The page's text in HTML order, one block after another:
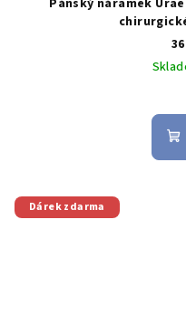
Pánský náramek
Dárek zdarma